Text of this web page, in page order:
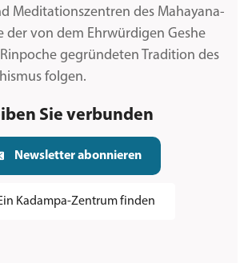
Meditationszentren des Mahayana-
der von dem Ehrwürdigen Geshe
gegründeten Tradition des
folgen.
Sie verbunden
Newsletter abonnieren
Kadampa-Zentrum finden